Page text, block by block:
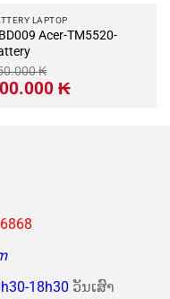
LAPTOP
Acer-TM5520-
₭
₭Giá
hiện
18h30 ວັນເສົາ